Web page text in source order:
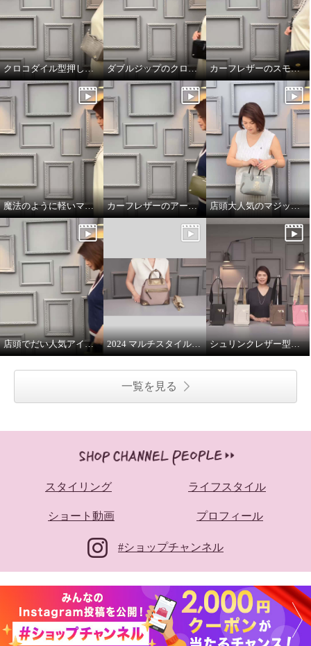
クロコダイル型押しダブルジップのオーラ ダブルジップのクロコダイル型押しのオーラ カーフレザーのスモールウォレット
魔法のように軽いマジックライトのトート カーフレザーのアールデコモチーフのウォレット 店頭大人気のマジックライト
店頭でだい人気アイテムです 2024 マルチスタイルバッグ 解説 シュリンクレザー型押し マルチポーチ
一覧を見る
スタイリング ライフスタイル
ショート動画 プロフィール
#ショップチャンネル